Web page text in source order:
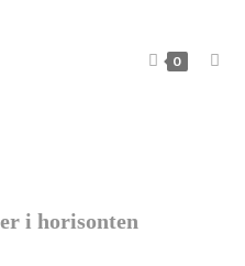
0
i horisonten